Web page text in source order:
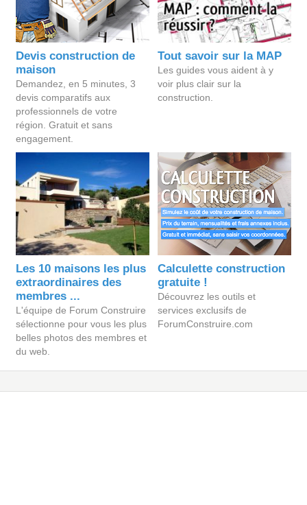
Devis construction de
maison
Demandez, en 5 minutes, 3
devis comparatifs aux
professionnels de votre
région. Gratuit et sans
engagement.
Tout savoir sur la MAP
Les guides vous aident à y
voir plus clair sur la
construction.
Les 10 maisons les plus
extraordinaires des
membres ...
L'équipe de Forum Construire
sélectionne pour vous les plus
belles photos des membres et
du web.
Calculette construction
gratuite !
Découvrez les outils et
services exclusifs de
ForumConstruire.com